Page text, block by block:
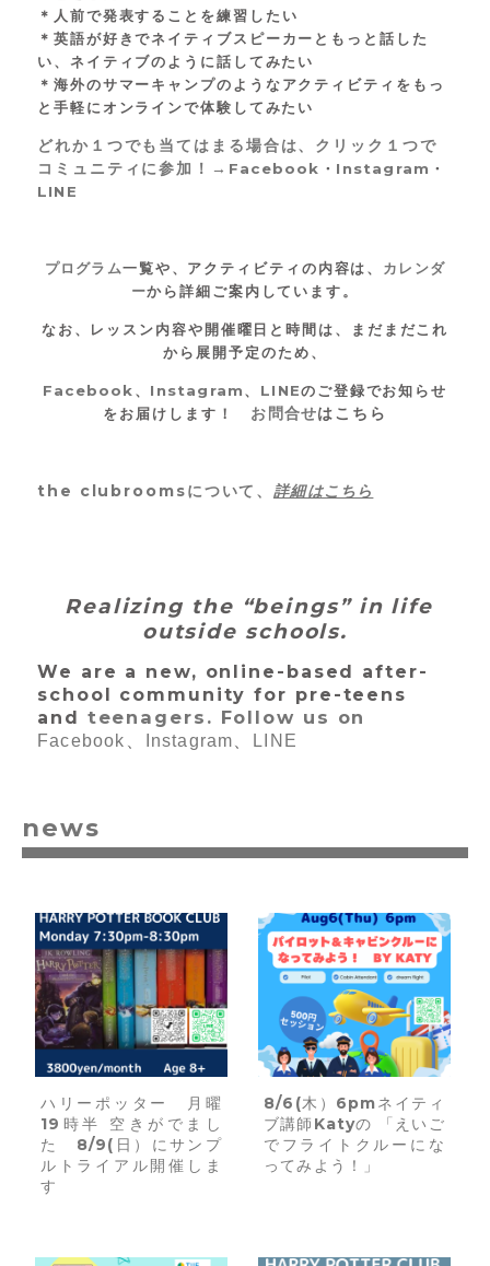
＊人 前で発表することを練習したい
＊ 英語が好きでネイティブスピーカーともっと話した
い、ネイティブのように話してみたい
＊ 海外のサマーキャンプのようなアクティビティをもっ
と手軽にオンラインで体験してみたい
どれか１つでも当てはまる場合は、クリック１つで
コミュニティに参加！→ Facebook ・ Instagram ・
LINE
プログラム一覧や、アクティビティの内容は、 カレンダ
ーから詳細ご案内しています。
なお、レッスン内容や開催曜日と時間は、まだまだこれ
から展開予定のため、
Facebook、 Instagram、 LINEのご登録でお知らせ
をお届けします！
お問合せはこちら
the clubroomsについて、詳細はこちら
Realizing the “beings” in life
outside schools.
We are a new, online-based after-
school community for pre-teens
and teenagers. Follow us on
Facebook Instagram LINE
news
ハリーポッター 月曜
19時半 空きがでまし
た 8/9(日）にサンプ
ルトライアル開催しま
す
8/6(木）6pmネイティ
ブ講師Katyの 「えいご
でフライトクルーにな
ってみよう！」